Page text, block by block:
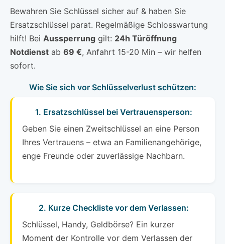
Bewahren Sie Schlüssel sicher auf & haben Sie
Ersatzschlüssel parat. Regelmäßige Schlosswartung
hilft! Bei Aussperrung gilt: 24h Türöffnung
Notdienst ab 69 €, Anfahrt 15-20 Min – wir helfen
sofort.
Wie Sie sich vor Schlüsselverlust schützen:
1. Ersatzschlüssel bei Vertrauensperson:
Geben Sie einen Zweitschlüssel an eine Person
Ihres Vertrauens – etwa an Familienangehörige,
enge Freunde oder zuverlässige Nachbarn.
2. Kurze Checkliste vor dem Verlassen:
Schlüssel, Handy, Geldbörse? Ein kurzer
Moment der Kontrolle vor dem Verlassen der